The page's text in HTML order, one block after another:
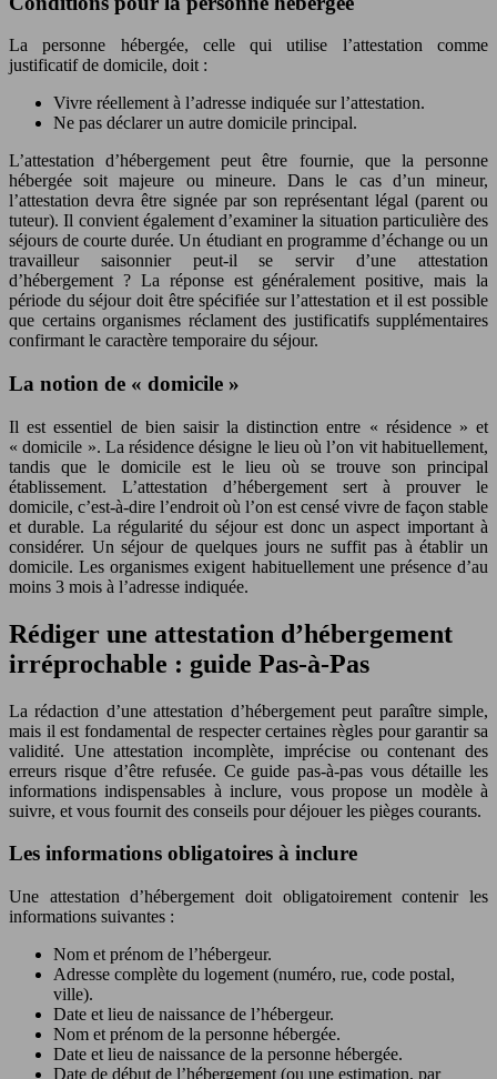
La personne hébergée, celle qui utilise l’attestation comme
justificatif de domicile, doit :
Vivre réellement à l’adresse indiquée sur l’attestation.
Ne pas déclarer un autre domicile principal.
L’attestation d’hébergement peut être fournie, que la personne
hébergée soit majeure ou mineure. Dans le cas d’un mineur,
l’attestation devra être signée par son représentant légal (parent ou
tuteur). Il convient également d’examiner la situation particulière des
séjours de courte durée. Un étudiant en programme d’échange ou un
travailleur saisonnier peut-il se servir d’une attestation
d’hébergement ? La réponse est généralement positive, mais la
période du séjour doit être spécifiée sur l’attestation et il est possible
que certains organismes réclament des justificatifs supplémentaires
confirmant le caractère temporaire du séjour.
La notion de « domicile »
Il est essentiel de bien saisir la distinction entre « résidence » et
« domicile ». La résidence désigne le lieu où l’on vit habituellement,
tandis que le domicile est le lieu où se trouve son principal
établissement. L’attestation d’hébergement sert à prouver le
domicile, c’est-à-dire l’endroit où l’on est censé vivre de façon stable
et durable. La régularité du séjour est donc un aspect important à
considérer. Un séjour de quelques jours ne suffit pas à établir un
domicile. Les organismes exigent habituellement une présence d’au
moins 3 mois à l’adresse indiquée.
Rédiger une attestation d’hébergement
irréprochable : guide Pas-à-Pas
La rédaction d’une attestation d’hébergement peut paraître simple,
mais il est fondamental de respecter certaines règles pour garantir sa
validité. Une attestation incomplète, imprécise ou contenant des
erreurs risque d’être refusée. Ce guide pas-à-pas vous détaille les
informations indispensables à inclure, vous propose un modèle à
suivre, et vous fournit des conseils pour déjouer les pièges courants.
Les informations obligatoires à inclure
Une attestation d’hébergement doit obligatoirement contenir les
informations suivantes :
Nom et prénom de l’hébergeur.
Adresse complète du logement (numéro, rue, code postal,
ville).
Date et lieu de naissance de l’hébergeur.
Nom et prénom de la personne hébergée.
Date et lieu de naissance de la personne hébergée.
Date de début de l’hébergement (ou une estimation, par